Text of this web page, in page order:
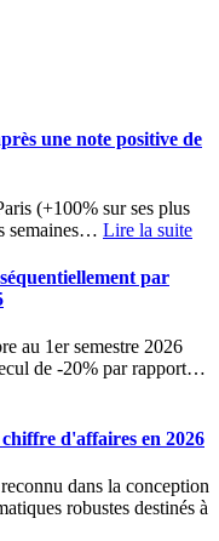
une note positive de
(+100% sur ses plus
semaines… Lire la suite
par
au 1er semestre 2026
de -20% par rapport…
d'affaires en 2026
dans la conception
robustes destinés à